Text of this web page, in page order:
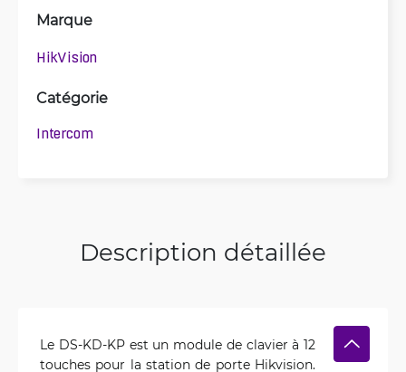
Marque
HikVision
Catégorie
Intercom
Description détaillée
Le DS-KD-KP est un module de clavier à 12
touches pour la station de porte Hikvision.